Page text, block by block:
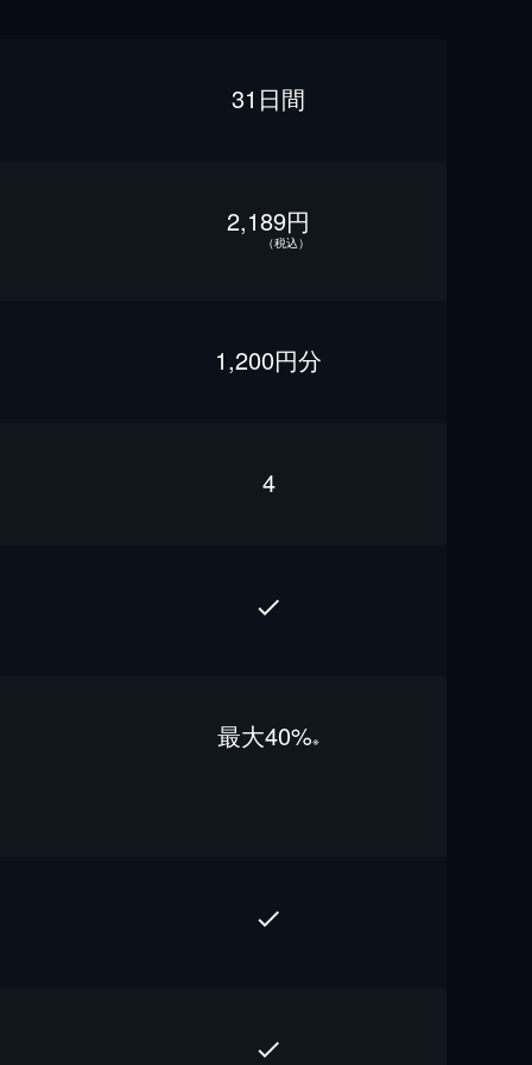
31日間
2,189円
（税込）
1,200円分
4
最⼤40%※